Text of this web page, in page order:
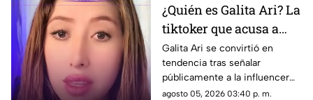
¿Quién es Galita Ari? La
tiktoker que acusa a
Roro de copiar su
contenido y
personalidad
Galita Ari se convirtió en
tendencia tras señalar
públicamente a la influencer
española Roro por un presunto
agosto 05, 2026 03:40 p. m.